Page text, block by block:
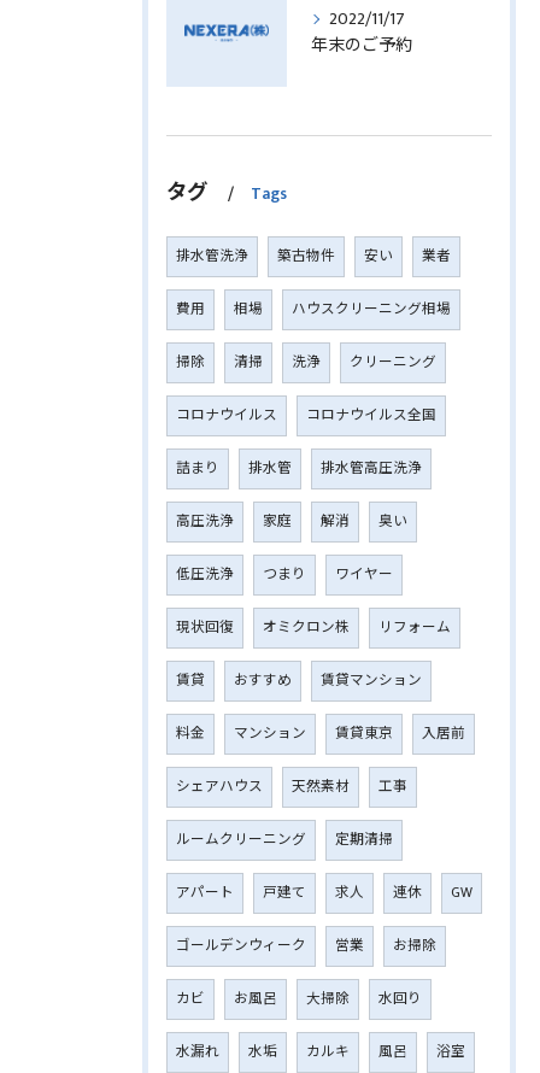
2022/11/17
年末のご予約
タグ Tags
排水管洗浄 築古物件 安い 業者
費用 相場 ハウスクリーニング相場
掃除 清掃 洗浄 クリーニング
コロナウイルス コロナウイルス全国
詰まり 排水管 排水管高圧洗浄
高圧洗浄 家庭 解消 臭い
低圧洗浄 つまり ワイヤー
現状回復 オミクロン株 リフォーム
賃貸 おすすめ 賃貸マンション
料金 マンション 賃貸東京 入居前
シェアハウス 天然素材 工事
ルームクリーニング 定期清掃
アパート 戸建て 求人 連休 GW
ゴールデンウィーク 営業 お掃除
カビ お風呂 大掃除 水回り
水漏れ 水垢 カルキ 風呂 浴室